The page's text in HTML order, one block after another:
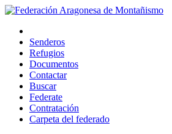
Senderos
Refugios
Documentos
Contactar
Buscar
Federate
Contratación
Carpeta del federado